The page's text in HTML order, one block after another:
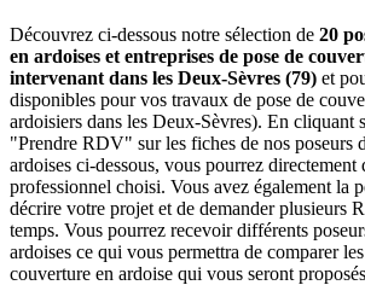
Découvrez ci-dessous notre sélection de 20
en ardoises et entreprises de pose de
intervenant dans les Deux-Sèvres (79) et
disponibles pour vos travaux de pose de
ardoisiers dans les Deux-Sèvres). En cliquant
"Prendre RDV" sur les fiches de nos poseurs
ardoises ci-dessous, vous pourrez
professionnel choisi. Vous avez également la
décrire votre projet et de demander plusieurs
temps. Vous pourrez recevoir différents
ardoises ce qui vous permettra de comparer
couverture en ardoise qui vous seront